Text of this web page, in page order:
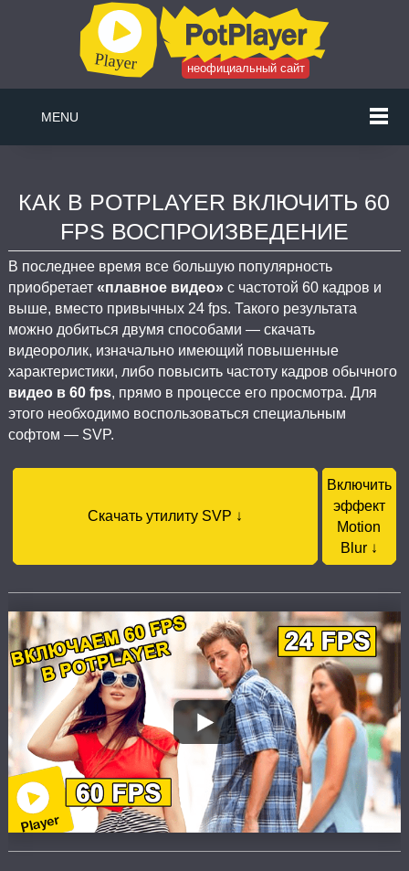
неофициальный сайт
MENU
КАК В POTPLAYER ВКЛЮЧИТЬ 60
FPS ВОСПРОИЗВЕДЕНИЕ
В последнее время все большую популярность
приобретает «плавное видео»с частотой 60 кадров и
выше, вместо привычных 24 fps. Такого результата
можно добиться двумя способами — скачать
видеоролик, изначально имеющий повышенные
характеристики, либо повысить частоту кадров обычного
видео в 60 fps, прямо в процессе его просмотра. Для
этого необходимо воспользоваться специальным
софтом — SVP.
Скачать утилиту SVP ↓
Включить
эффект
Motion
Blur ↓